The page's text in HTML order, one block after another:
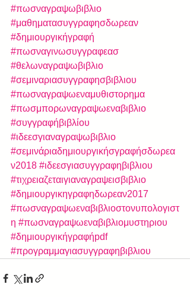
#πωσναγραψωβιβλιο
#μαθηματασυγγραφησδωρεαν
#δημιουργικήγραφή
#πωσναγινωσυγγραφεασ
#θελωναγραψωβιβλιο
#σεμιναριασυγγραφησβιβλιου
#πωσναγραψωεναμυθιστορημα
#πωσμπορωναγραψωεναβιβλιο
#συγγραφήβιβλίου
#ιδεεσγιαναγραψωβιβλιο
#σεμινάριαδημιουργικήσγραφήσδωρεα
ν2018 #ιδεεσγιασυγγραφηβιβλιου
#τιχρειαζεταιγιαναγραψεισβιβλιο
#δημιουργικηγραφηδωρεαν2017
#πωσναγραψωεναβιβλιοστονυπολογιστ
η #πωσναγραψωεναβιβλιομυστηριου
#δημιουργικήγραφήpdf
#προγραμμαγιασυγγραφηβιβλιου